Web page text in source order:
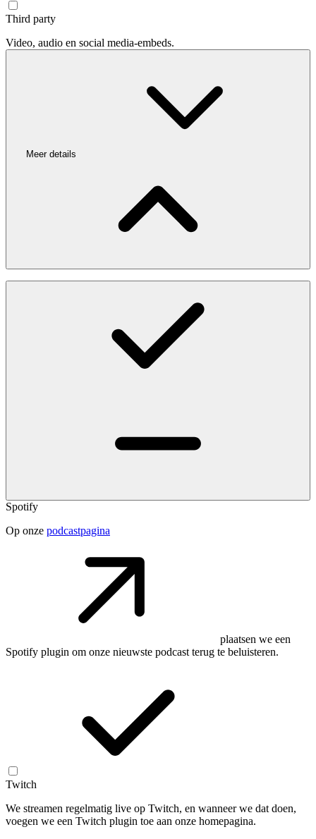
Third party
Video, audio en social media-embeds.
Meer details
Spotify
Op onze podcastpagina
plaatsen we een
Spotify plugin om onze nieuwste podcast terug te beluisteren.
Twitch
We streamen regelmatig live op Twitch, en wanneer we dat doen,
voegen we een Twitch plugin toe aan onze homepagina.